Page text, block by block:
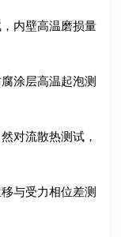
内壁高温磨损量
涂层高温起泡测
对流散热测试，
与受力相位差测